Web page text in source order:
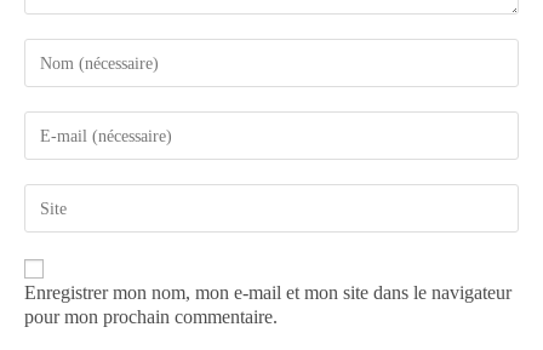
Enregistrer mon nom, mon e-mail et mon site dans le navigateur
pour mon prochain commentaire.